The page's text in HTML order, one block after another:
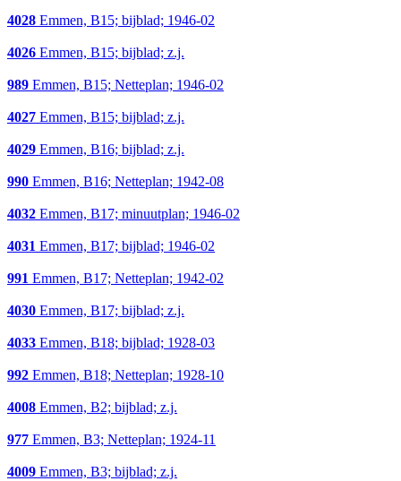
4028 Emmen, B15; bijblad; 1946-02
4026 Emmen, B15; bijblad; z.j.
989 Emmen, B15; Netteplan; 1946-02
4027 Emmen, B15; bijblad; z.j.
4029 Emmen, B16; bijblad; z.j.
990 Emmen, B16; Netteplan; 1942-08
4032 Emmen, B17; minuutplan; 1946-02
4031 Emmen, B17; bijblad; 1946-02
991 Emmen, B17; Netteplan; 1942-02
4030 Emmen, B17; bijblad; z.j.
4033 Emmen, B18; bijblad; 1928-03
992 Emmen, B18; Netteplan; 1928-10
4008 Emmen, B2; bijblad; z.j.
977 Emmen, B3; Netteplan; 1924-11
4009 Emmen, B3; bijblad; z.j.